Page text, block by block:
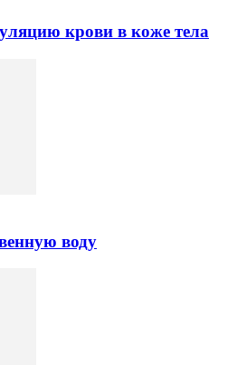
крови в коже тела
воду